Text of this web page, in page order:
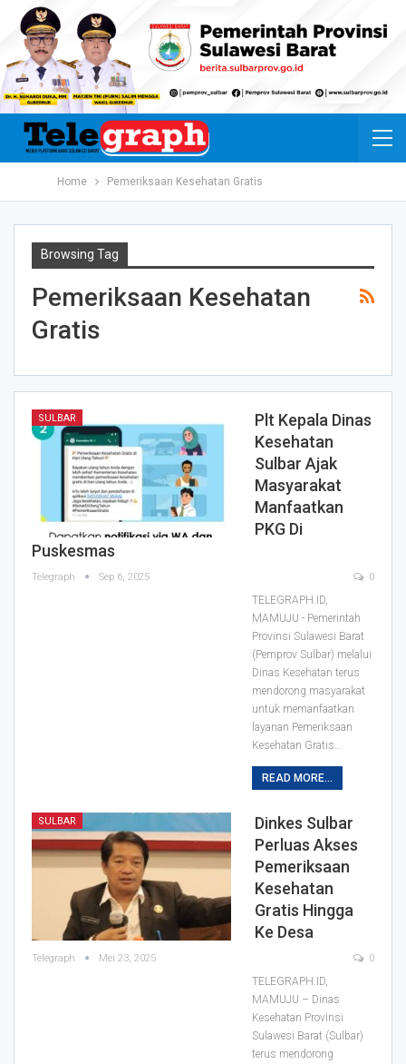
Home Pemeriksaan Kesehatan Gratis
Browsing Tag
Pemeriksaan Kesehatan
Gratis
SULBAR
Plt Kepala Dinas
Kesehatan
Sulbar Ajak
Masyarakat
Manfaatkan
PKG Di
Puskesmas
Telegraph Sep 6, 2025 0
TELEGRAPH.ID,
MAMUJU - Pemerintah
Provinsi Sulawesi Barat
(Pemprov Sulbar) melalui
Dinas Kesehatan terus
mendorong masyarakat
untuk memanfaatkan
layanan Pemeriksaan
Kesehatan Gratis…
READ MORE...
SULBAR
Dinkes Sulbar
Perluas Akses
Pemeriksaan
Kesehatan
Gratis Hingga
Ke Desa
Telegraph Mei 23, 2025 0
TELEGRAPH.ID,
MAMUJU – Dinas
Kesehatan Provinsi
Sulawesi Barat (Sulbar)
terus mendorong